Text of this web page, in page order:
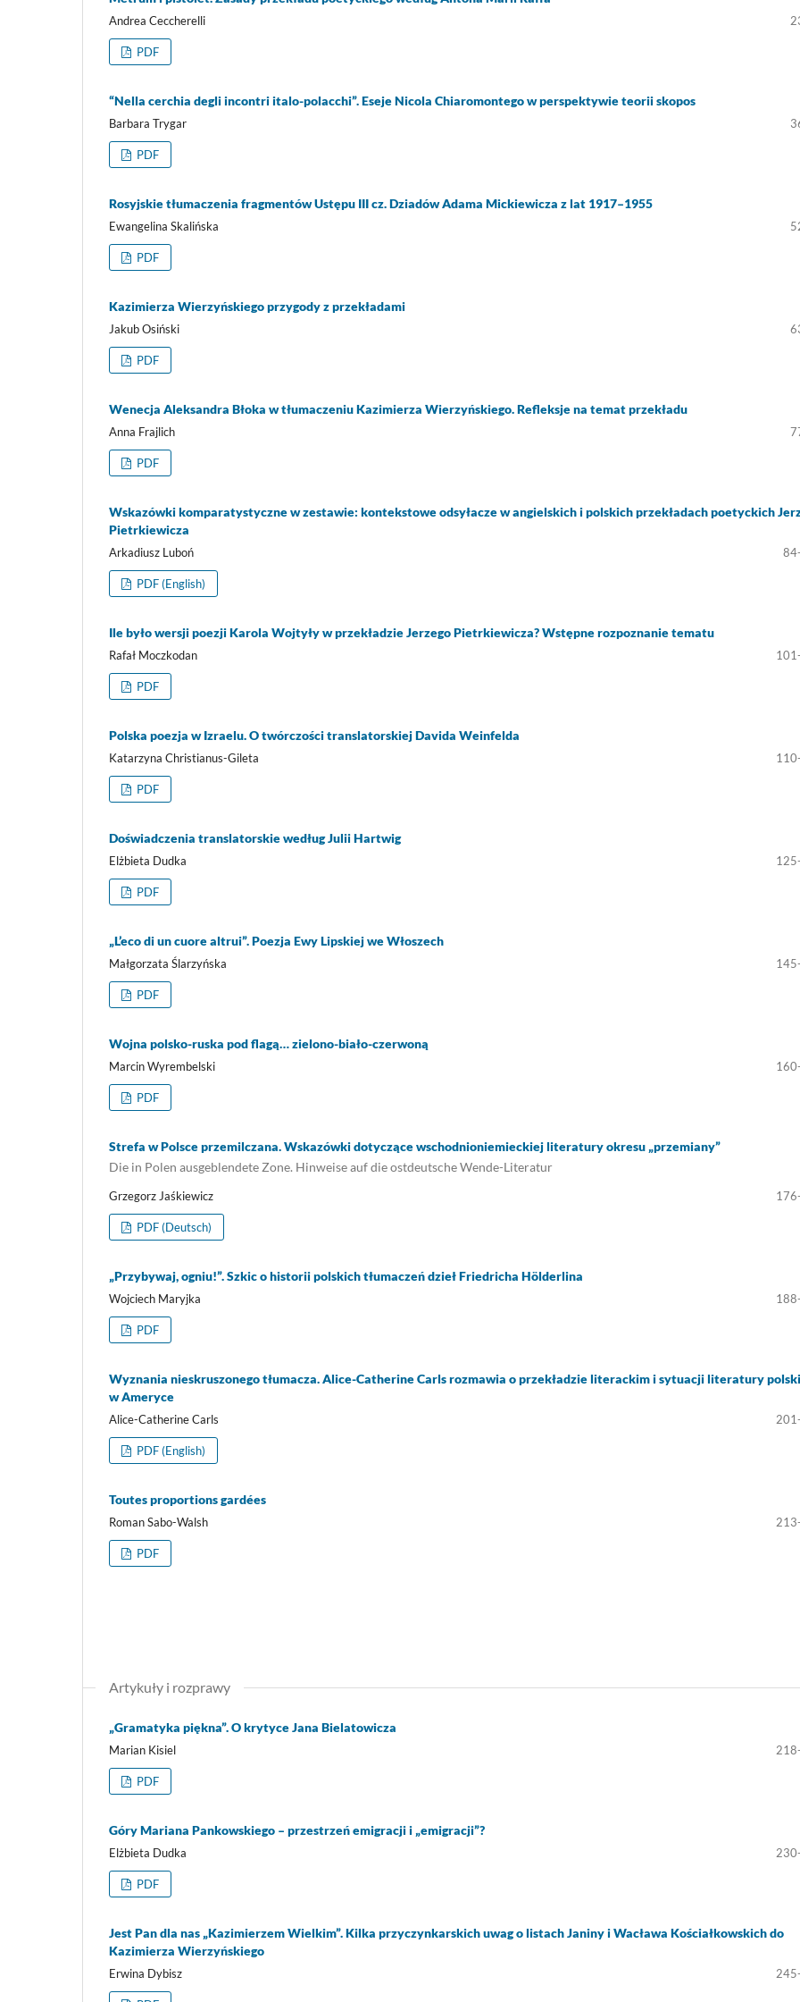
Andrea Ceccherelli
PDF
“Nella cerchia degli incontri italo-polacchi”. Eseje Nicola Chiaromontego w perspektywie teorii skopos
Barbara Trygar
PDF
Rosyjskie tłumaczenia fragmentów Ustępu III cz. Dziadów Adama Mickiewicza z lat 1917–1955
Ewangelina Skalińska
PDF
Kazimierza Wierzyńskiego przygody z przekładami
Jakub Osiński
PDF
Wenecja Aleksandra Błoka w tłumaczeniu Kazimierza Wierzyńskiego. Refleksje na temat przekładu
Anna Frajlich
PDF
Wskazówki komparatystyczne w zestawie: kontekstowe odsyłacze w angielskich i polskich przekładach poetyckich
Pietrkiewicza
Arkadiusz Luboń
PDF (English)
Ile było wersji poezji Karola Wojtyły w przekładzie Jerzego Pietrkiewicza? Wstępne rozpoznanie tematu
Rafał Moczkodan
PDF
Polska poezja w Izraelu. O twórczości translatorskiej Davida Weinfelda
Katarzyna Christianus-Gileta
PDF
Doświadczenia translatorskie według Julii Hartwig
Elżbieta Dudka
PDF
„L’eco di un cuore altrui”. Poezja Ewy Lipskiej we Włoszech
Małgorzata Ślarzyńska
PDF
Wojna polsko-ruska pod flagą… zielono-biało-czerwoną
Marcin Wyrembelski
PDF
Strefa w Polsce przemilczana. Wskazówki dotyczące wschodnioniemieckiej literatury okresu „przemiany”
Die in Polen ausgeblendete Zone. Hinweise auf die ostdeutsche Wende-Literatur
Grzegorz Jaśkiewicz
PDF (Deutsch)
„Przybywaj, ogniu!”. Szkic o historii polskich tłumaczeń dzieł Friedricha Hölderlina
Wojciech Maryjka
PDF
Wyznania nieskruszonego tłumacza. Alice-Catherine Carls rozmawia o przekładzie literackim i sytuacji literatury
w Ameryce
Alice-Catherine Carls
PDF (English)
Toutes proportions gardées
Roman Sabo-Walsh
PDF
Artykuły i rozprawy
„Gramatyka piękna”. O krytyce Jana Bielatowicza
Marian Kisiel
PDF
Góry Mariana Pankowskiego – przestrzeń emigracji i „emigracji”?
Elżbieta Dudka
PDF
Jest Pan dla nas „Kazimierzem Wielkim”. Kilka przyczynkarskich uwag o listach Janiny i Wacława Kościałkowskich do
Kazimierza Wierzyńskiego
Erwina Dybisz